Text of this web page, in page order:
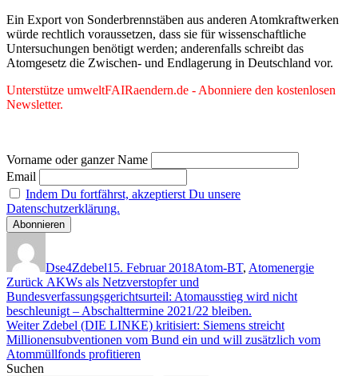
nach
vermeintlichen
Forschungen
auch
Endlagerung
bleiben
Ein Export von Sonderbrennstäben aus anderen Atomkraftwerken
würde rechtlich voraussetzen, dass sie für wissenschaftliche
Untersuchungen benötigt werden; anderenfalls schreibt das
Atomgesetz die Zwischen- und Endlagerung in Deutschland vor.
Unterstütze umweltFAIRaendern.de - Abonniere den kostenlosen
Newsletter.
Vorname oder ganzer Name
Email
Indem Du fortfährst, akzeptierst Du unsere
Datenschutzerklärung.
Dse4Zdebel15. Februar 2018Atom-BT, Atomenergie
Beitragsnavigation
Zurück Vorheriger
Beitrag:
AKWs als Netzverstopfer und
Bundesverfassungsgerichtsurteil: Atomausstieg wird nicht
beschleunigt – Abschalttermine 2021/22 bleiben.
Weiter Nächster
Beitrag:
Zdebel (DIE LINKE) kritisiert: Siemens streicht
Millionensubventionen vom Bund ein und will zusätzlich vom
Atommüllfonds profitieren
Suchen